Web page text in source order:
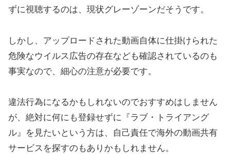
ずに視聴するのは、現状グレーゾーンだそうです。
しかし、アップロードされた動画自体に仕掛けられた
危険なウイルス広告の存在なども確認されているのも
事実なので、細心の注意が必要です。
違法行為になるかもしれないのでおすすめはしません
が、絶対に何にも登録せずに『ラブ・トライアング
ル』を見たいという方は、自己責任で海外の動画共有
サービスを探すのもありかもしれません。